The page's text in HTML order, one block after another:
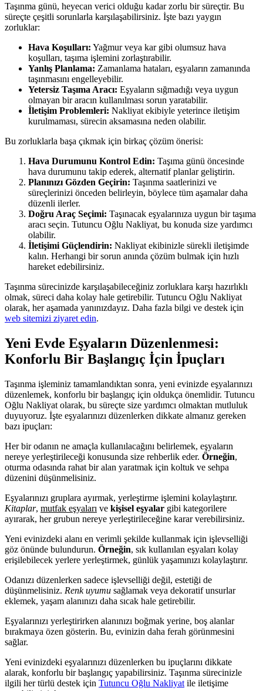
Taşınma günü, heyecan verici olduğu kadar zorlu bir süreçtir. Bu
süreçte çeşitli sorunlarla karşılaşabilirsiniz. İşte bazı yaygın
zorluklar:
Hava Koşulları: Yağmur veya kar gibi olumsuz hava
koşulları, taşıma işlemini zorlaştırabilir.
Yanlış Planlama: Zamanlama hataları, eşyaların zamanında
taşınmasını engelleyebilir.
Yetersiz Taşıma Aracı: Eşyaların sığmadığı veya uygun
olmayan bir aracın kullanılması sorun yaratabilir.
İletişim Problemleri: Nakliyat ekibiyle yeterince iletişim
kurulmaması, sürecin aksamasına neden olabilir.
Bu zorluklarla başa çıkmak için birkaç çözüm önerisi:
Hava Durumunu Kontrol Edin: Taşıma günü öncesinde
hava durumunu takip ederek, alternatif planlar geliştirin.
Planınızı Gözden Geçirin: Taşınma saatlerinizi ve
süreçlerinizi önceden belirleyin, böylece tüm aşamalar daha
düzenli ilerler.
Doğru Araç Seçimi: Taşınacak eşyalarınıza uygun bir taşıma
aracı seçin. Tutuncu Oğlu Nakliyat, bu konuda size yardımcı
olabilir.
İletişimi Güçlendirin: Nakliyat ekibinizle sürekli iletişimde
kalın. Herhangi bir sorun anında çözüm bulmak için hızlı
hareket edebilirsiniz.
Taşınma sürecinizde karşılaşabileceğiniz zorluklara karşı hazırlıklı
olmak, süreci daha kolay hale getirebilir. Tutuncu Oğlu Nakliyat
olarak, her aşamada yanınızdayız. Daha fazla bilgi ve destek için
web sitemizi ziyaret edin.
Yeni Evde Eşyaların Düzenlenmesi:
Konforlu Bir Başlangıç İçin İpuçları
Taşınma işleminiz tamamlandıktan sonra, yeni evinizde eşyalarınızı
düzenlemek, konforlu bir başlangıç için oldukça önemlidir. Tutuncu
Oğlu Nakliyat olarak, bu süreçte size yardımcı olmaktan mutluluk
duyuyoruz. İşte eşyalarınızı düzenlerken dikkate almanız gereken
bazı ipuçları:
Her bir odanın ne amaçla kullanılacağını belirlemek, eşyaların
nereye yerleştirileceği konusunda size rehberlik eder. Örneğin,
oturma odasında rahat bir alan yaratmak için koltuk ve sehpa
düzenini düşünmelisiniz.
Eşyalarınızı gruplara ayırmak, yerleştirme işlemini kolaylaştırır.
Kitaplar, mutfak eşyaları ve kişisel eşyalar gibi kategorilere
ayırarak, her grubun nereye yerleştirileceğine karar verebilirsiniz.
Yeni evinizdeki alanı en verimli şekilde kullanmak için işlevselliği
göz önünde bulundurun. Örneğin, sık kullanılan eşyaları kolay
erişilebilecek yerlere yerleştirmek, günlük yaşamınızı kolaylaştırır.
Odanızı düzenlerken sadece işlevselliği değil, estetiği de
düşünmelisiniz. Renk uyumu sağlamak veya dekoratif unsurlar
eklemek, yaşam alanınızı daha sıcak hale getirebilir.
Eşyalarınızı yerleştirirken alanınızı boğmak yerine, boş alanlar
bırakmaya özen gösterin. Bu, evinizin daha ferah görünmesini
sağlar.
Yeni evinizdeki eşyalarınızı düzenlerken bu ipuçlarını dikkate
alarak, konforlu bir başlangıç yapabilirsiniz. Taşınma sürecinizle
ilgili her türlü destek için Tutuncu Oğlu Nakliyat ile iletişime